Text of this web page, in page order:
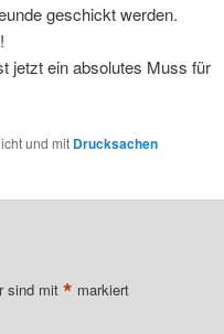
geschickt werden.
jetzt ein absolutes Muss für
und mit Drucksachen
sind mit * markiert